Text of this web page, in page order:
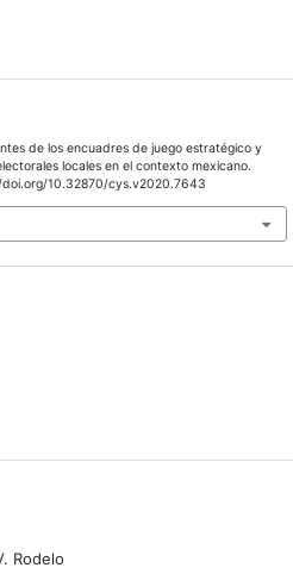
de los encuadres de juego estratégico y
locales en el contexto mexicano.
doi.org/10.32870/cys.v2020.7643
Rodelo